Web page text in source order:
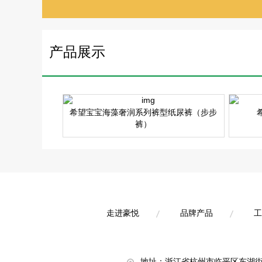
产品展示
希望宝宝海藻奢润系列裤型纸尿裤（步步
裤）
走进豪悦
品牌产品